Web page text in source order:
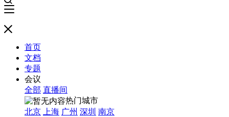
首页
文档
专题
会议
全部 直播间
热门城市
北京
上海 广州 深圳 南京